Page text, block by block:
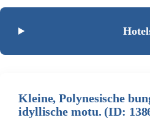
Kleine, Polynesische
idyllische motu. (ID: